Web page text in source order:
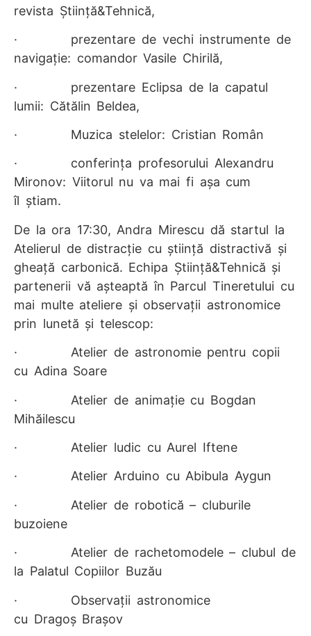
revista Știință&Tehnică,
· prezentare de vechi instru­mente de
navigație: comandor Vasile Chirilă,
· prezentare Eclipsa de la capatul
lumii: Cătălin Beldea,
· Muzica stelelor: Cristian Român
· conferința profesorului Alexandru
Mironov: Viitorul nu va mai fi așa cum
îl știam.
De la ora 17:30, Andra Mirescu dă startul la
Atelierul de distracție cu știință distractivă și
gheață carbonică. Echipa Știință&Tehnică și
partenerii vă așteaptă în Parcul Tineretului cu
mai multe ateliere și observații astronomice
prin lunetă și telescop:
· Atelier de astronomie pentru copii
cu Adina Soare
· Atelier de animație cu Bogdan
Mihăilescu
· Atelier ludic cu Aurel Iftene
· Atelier Arduino cuAbibula Aygun
· Atelier de robotică – cluburile
buzoiene
· Atelier de rachetomodele – clubul de
la Palatul Copiilor Buzău
· Observații astronomice
cu DragoșBrașov